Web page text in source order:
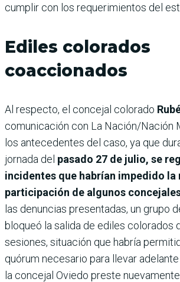
cumplir con los requerimientos del
Ediles colorados
coaccionados
Al respecto, el concejal colorado
comunicación con La Nación/Nación
los antecedentes del caso, ya que
jornada del pasado 27 de julio, se
incidentes que habrían impedido la
participación de algunos
las denuncias presentadas, un grupo
bloqueó la salida de ediles colorados
sesiones, situación que habría
quórum necesario para llevar
la concejal Oviedo preste